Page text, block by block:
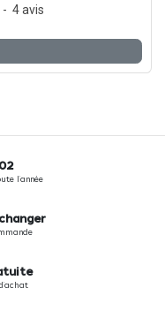
- 4avis
l'année